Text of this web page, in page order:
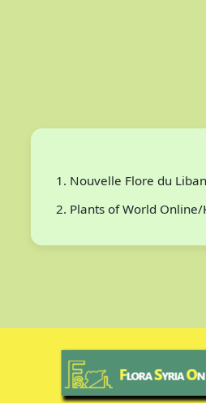
Nouvelle Flore du
Plants of World